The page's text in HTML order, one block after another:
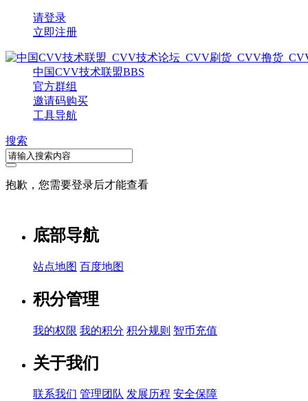
请登录
立即注册
中国CVV技术联盟BBS
官方群组
邀请码购买
工具导航
搜索
抱歉，您需要登录后才能查看
底部导航
站点地图 百度地图
积分管理
我的权限 我的积分 积分规则 智币充值
关于我们
联系我们 管理团队 发展历程 安全保障